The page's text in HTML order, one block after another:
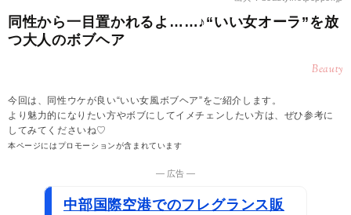
同性から一目置かれるよ……♪“いい女オーラ”を放
つ大人のボブヘア
Beauty
今回は、同性ウケが良い“いい女風ボブヘア”をご紹介します。
より魅力的になりたい方やボブにしてイメチェンしたい方は、ぜひ参考に
してみてくださいね♡
本ページにはプロモーションが含まれています
― 広告 ―
中部国際空港でのフレグランス販